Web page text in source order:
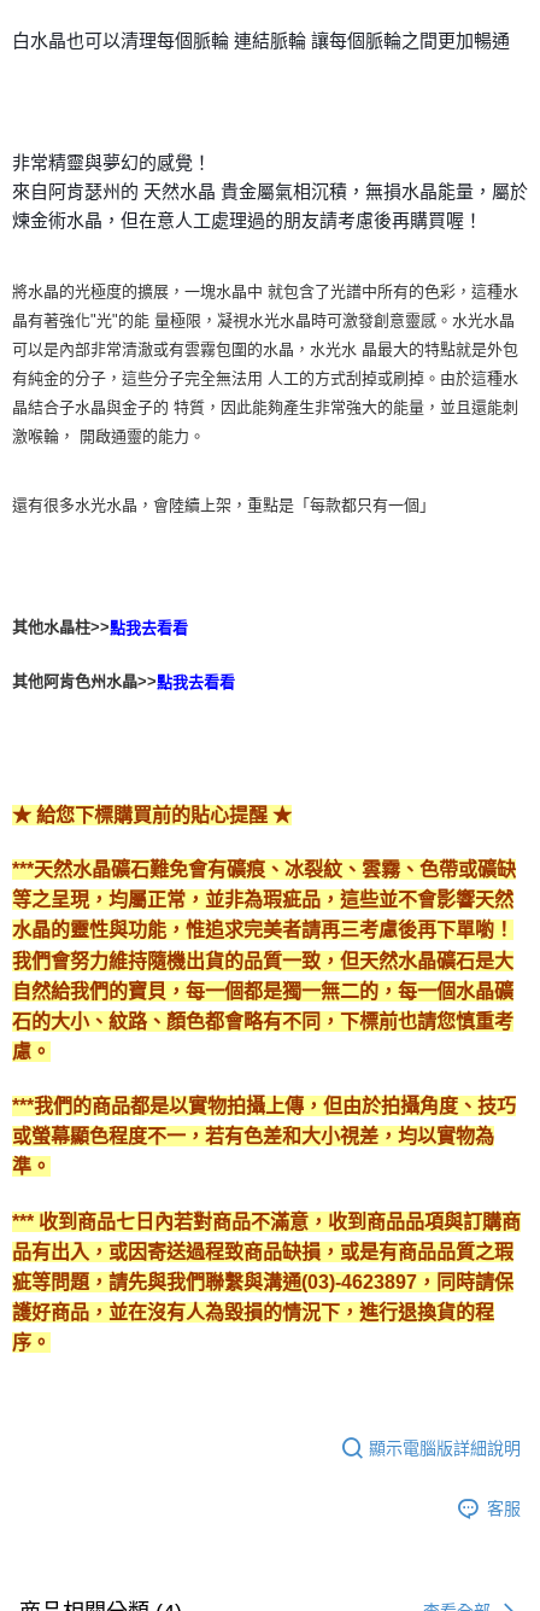
白水晶也可以清理每個脈輪 連結脈輪 讓每個脈輪之間更加暢通
非常精靈與夢幻的感覺！
來自阿肯瑟州的 天然水晶 貴金屬氣相沉積，無損水晶能量，屬於
煉金術水晶，但在意人工處理過的朋友請考慮後再購買喔！
將水晶的光極度的擴展，一塊水晶中 就包含了光譜中所有的色彩，這種水
晶有著強化"光"的能 量極限，凝視水光水晶時可激發創意靈感。水光水晶
可以是內部非常清澈或有雲霧包圍的水晶，水光水 晶最大的特點就是外包
有純金的分子，這些分子完全無法用 人工的方式刮掉或刷掉。由於這種水
晶結合子水晶與金子的 特質，因此能夠產生非常強大的能量，並且還能刺
激喉輪， 開啟通靈的能力。
還有很多水光水晶，會陸續上架，重點是「每款都只有一個」
其他水晶柱>>點我去看看
其他阿肯色州水晶>>點我去看看
★ 給您下標購買前的貼心提醒 ★
***天然水晶礦石難免會有礦痕、冰裂紋、雲霧、色帶或礦缺
等之呈現，均屬正常，並非為瑕疵品，這些並不會影響天然
水晶的靈性與功能，惟追求完美者請再三考慮後再下單喲！
我們會努力維持隨機出貨的品質一致，但天然水晶礦石是大
自然給我們的寶貝，每一個都是獨一無二的，每一個水晶礦
石的大小、紋路、顏色都會略有不同，下標前也請您慎重考
慮。
***我們的商品都是以實物拍攝上傳，但由於拍攝角度、技巧
或螢幕顯色程度不一，若有色差和大小視差，均以實物為
準。
*** 收到商品七日內若對商品不滿意，收到商品品項與訂購商
品有出入，或因寄送過程致商品缺損，或是有商品品質之瑕
疵等問題，請先與我們聯繫與溝通(03)-4623897，同時請保
護好商品，並在沒有人為毀損的情況下，進行退換貨的程
序。
顯示電腦版詳細說明
客服